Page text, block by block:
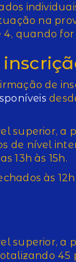
na
4, quando for
de
superior, a
de nível
13h às 15h.
às
superior, a
45